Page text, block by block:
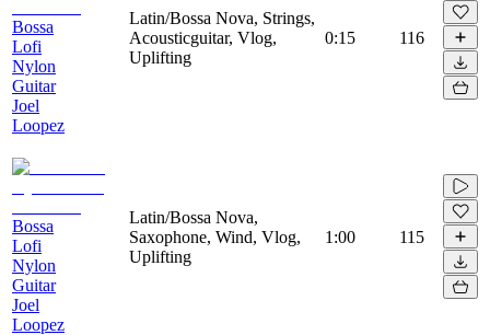
Bossa
Lofi
Nylon
Guitar
Joel
Loopez
Latin/Bossa Nova, Strings,
Acousticguitar, Vlog,
Uplifting
0:15 116
Bossa
Lofi
Nylon
Guitar
Joel
Loopez
Latin/Bossa Nova,
Saxophone, Wind, Vlog,
Uplifting
1:00 115